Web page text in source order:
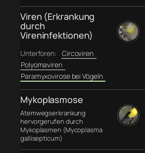
Viren (Erkrankung
durch
Vireninfektionen)
Unterforen:
Circoviren
Polyomaviren
Paramyxovirose bei Vögeln
Mykoplasmose
Atemwegserkrankung
hervorgerufen durch
Mykoplasmen (Mycoplasma
gallisepticum)